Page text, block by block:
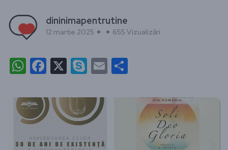
dininimapentrutine
12 martie 2025 655 Vizualizări
WhatsApp
Facebook
X Skype
Email